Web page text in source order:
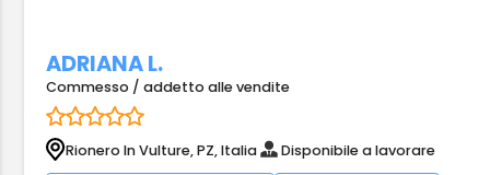
ADRIANA L.
Commesso / addetto alle vendite
Rionero In Vulture, PZ, Italia Disponibile a lavorare